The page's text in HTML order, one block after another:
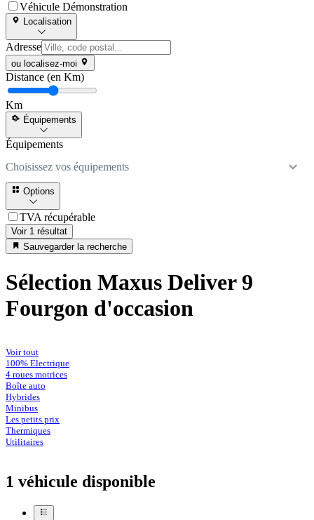
Véhicule Démonstration
Localisation
Adresse
ou localisez-moi
Distance (en Km)
Km
Équipements
Équipements
Choisissez vos équipements
Options
TVA récupérable
Voir 1 résultat
Sauvegarder la recherche
Sélection Maxus Deliver 9
Fourgon d'occasion
Voir tout
100% Electrique
4 roues motrices
Boîte auto
Hybrides
Minibus
Les petits prix
Thermiques
Utilitaires
1 véhicule disponible